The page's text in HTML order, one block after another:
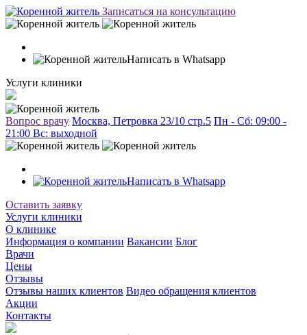
Записаться на консультацию
Написать в Whatsapp
Услуги клиники
Вопрос врачу Москва, Петровка 23/10 стр.5 Пн - Сб: 09:00 -
21:00 Вc: выходной
Написать в Whatsapp
Оставить заявку
Услуги клиники
О клинике
Информация о компании Вакансии Блог
Врачи
Цены
Отзывы
Отзывы наших клиентов Видео обращения клиентов
Акции
Контакты